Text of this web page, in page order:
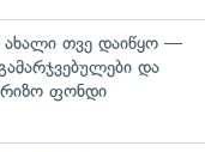
ახალი თვე დაიწყო —
და
ფონდი